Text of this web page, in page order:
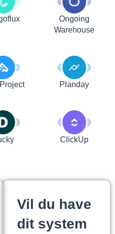
Ongoing
Warehouse
Planday
ClickUp
Vil du have
dit system